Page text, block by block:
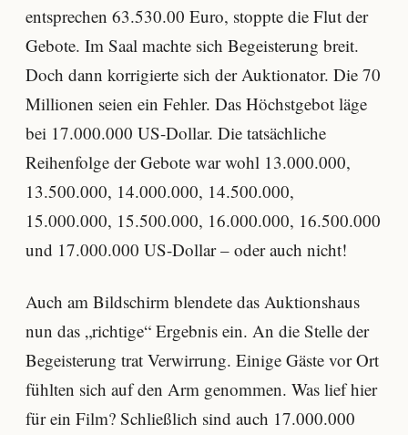
entsprechen 63.530.00 Euro, stoppte die Flut der
Gebote. Im Saal machte sich Begeisterung breit.
Doch dann korrigierte sich der Auktionator. Die 70
Millionen seien ein Fehler. Das Höchstgebot läge
bei 17.000.000 US-Dollar. Die tatsächliche
Reihenfolge der Gebote war wohl 13.000.000,
13.500.000, 14.000.000, 14.500.000,
15.000.000, 15.500.000, 16.000.000, 16.500.000
und 17.000.000 US-Dollar – oder auch nicht!
Auch am Bildschirm blendete das Auktionshaus
nun das „richtige“ Ergebnis ein. An die Stelle der
Begeisterung trat Verwirrung. Einige Gäste vor Ort
fühlten sich auf den Arm genommen. Was lief hier
für ein Film? Schließlich sind auch 17.000.000